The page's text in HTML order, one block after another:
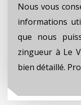
Nous vous
informations
que nous
zingueur à Le
bien détaillé.